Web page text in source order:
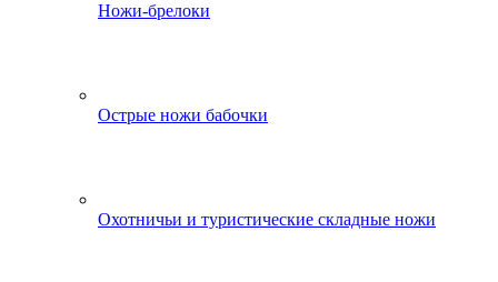
Ножи-брелоки
Острые ножи бабочки
Охотничьи и туристические складные ножи